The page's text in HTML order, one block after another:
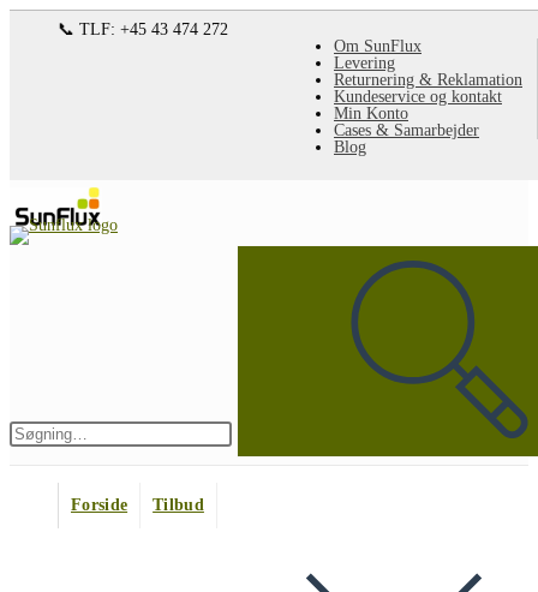
Om SunFlux
Levering
Returnering & Reklamation
Kundeservice og kontakt
Min Konto
Cases & Samarbejder
Blog
📞 TLF: +45 43 474 272
Forside
Tilbud